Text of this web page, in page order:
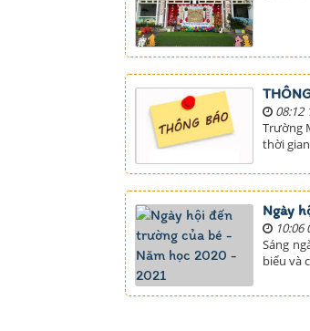
08:12
Trường
thời
Ngày
10:06
Sáng
biểu và